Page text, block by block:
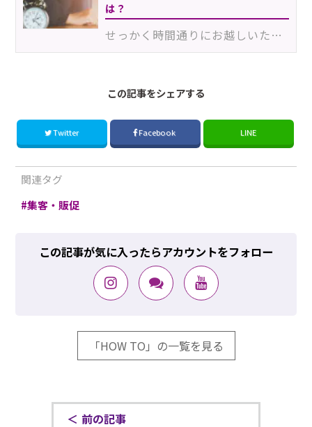
は？
せっかく時間通りにお越しいただいたのに、お客様をお待たせしてしまった…。このような心苦しい経験をした…
この記事をシェアする
Twitter Facebook LINE
関連タグ
集客・販促
この記事が気に入ったらアカウントをフォロー
「HOW TO」の一覧を見る
前の記事